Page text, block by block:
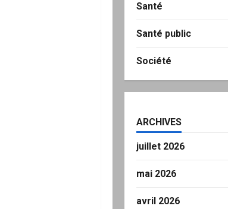
Santé
Santé public
Société
ARCHIVES
juillet 2026
mai 2026
avril 2026